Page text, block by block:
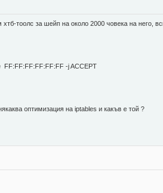
тоолс за шейп на около 2000 човека на него,
-j ACCEPT
оптимизация на iptables и какъв е той ?